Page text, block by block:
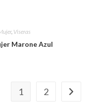
, Viseras
Marone Azul
1 2